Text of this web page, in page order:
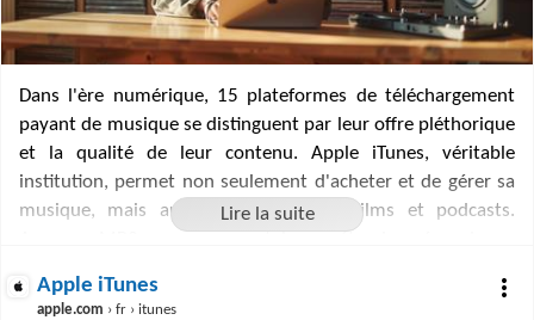
Dans l'ère numérique, 15 plateformes de téléchargement
payant de musique se distinguent par leur offre pléthorique
et la qualité de leur contenu. Apple iTunes, véritable
institution, permet non seulement d'acheter et de gérer sa
musique, mais aussi de profiter de films et podcasts.
classiques, souvent agrémenté de promotions séduisantes.
Apple iTunes
apple.com › fr › itunes